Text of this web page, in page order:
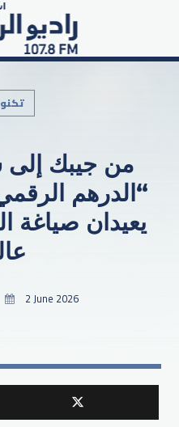
website:
من جيبك إلى
“الدرهم
يعيدان صياغة
2 June 2026